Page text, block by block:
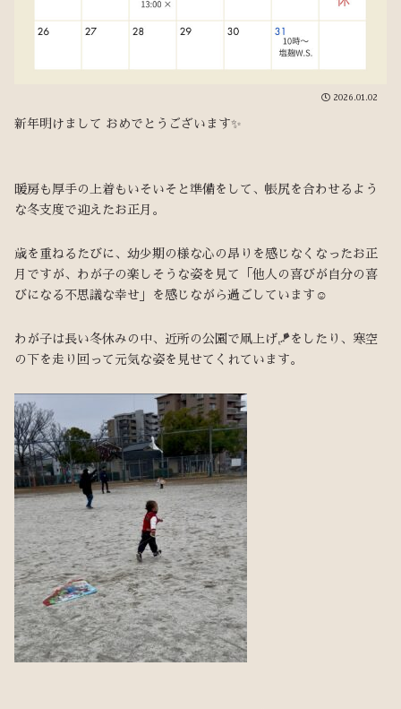
2026.01.02
新年明けまして おめでとうございます✨
暖房も厚手の上着もいそいそと準備をして、帳尻を合わせるよう
な冬支度で迎えたお正月。
歳を重ねるたびに、幼少期の様な心の昂りを感じなくなったお正
月ですが、わが子の楽しそうな姿を見て「他人の喜びが自分の喜
びになる不思議な幸せ」を感じながら過ごしています☺️
わが子は長い冬休みの中、近所の公園で凧上げ🪁をしたり、寒空
の下を走り回って元気な姿を見せてくれています。